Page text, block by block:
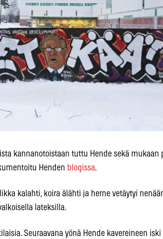
kannanotoistaan tuttu Hende sekä mukaan
Henden blogissa.
kalahti, koira älähti ja herne vetäytyi
lateksilla.
Seuraavana yönä Hende kavereineen iski